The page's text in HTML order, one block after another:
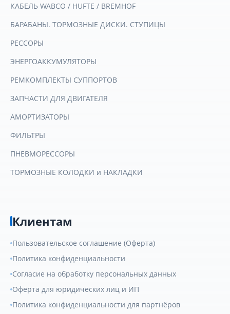
КАБЕЛЬ WABCO / HUFTE / BREMHOF
БАРАБАНЫ. ТОРМОЗНЫЕ ДИСКИ. СТУПИЦЫ
РЕССОРЫ
ЭНЕРГОАККУМУЛЯТОРЫ
РЕМКОМПЛЕКТЫ СУППОРТОВ
ЗАПЧАСТИ ДЛЯ ДВИГАТЕЛЯ
АМОРТИЗАТОРЫ
ФИЛЬТРЫ
ПНЕВМОРЕССОРЫ
ТОРМОЗНЫЕ КОЛОДКИ и НАКЛАДКИ
Клиентам
Пользовательское соглашение (Оферта)
Политика конфиденциальности
Согласие на обработку персональных данных
Оферта для юридических лиц и ИП
Политика конфиденциальности для партнёров